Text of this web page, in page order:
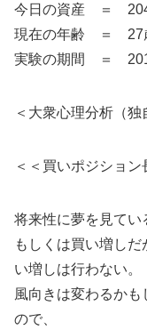
今日の資産 ＝
現在の年齢 ＝
実験の期間 ＝
＜大衆心理分析（独
＜＜買いポジション
将来性に夢を見てい
もしくは買い増し
い増しは行わない。
風向きは変わるか
ので、